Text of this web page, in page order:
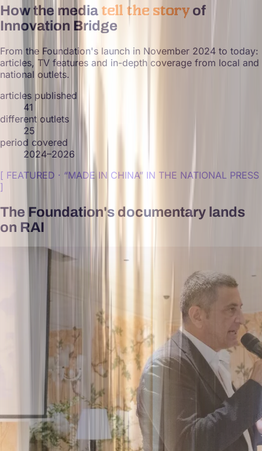
How the media tell the story of
Innovation Bridge
From the Foundation's launch in November 2024 to today:
articles, TV features and in-depth coverage from local and
national outlets.
articles published
41
different outlets
25
period covered
2024–2026
[ FEATURED · “MADE IN CHINA” IN THE NATIONAL PRESS
]
The Foundation's documentary lands
on RAI